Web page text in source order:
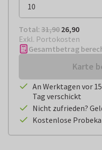
Total: € 26,90
Total: 31,90 26,90
Exkl. Portokosten
Gesamtbetrag
Karte
An Werktagen vor
Tag verschickt
Nicht zufrieden?
Kostenlose